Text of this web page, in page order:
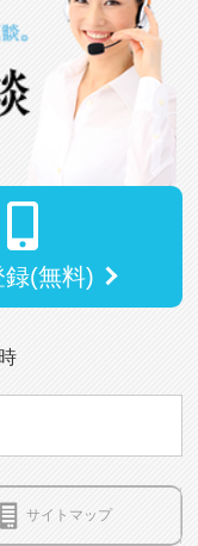
録(無料)
サイトマップ